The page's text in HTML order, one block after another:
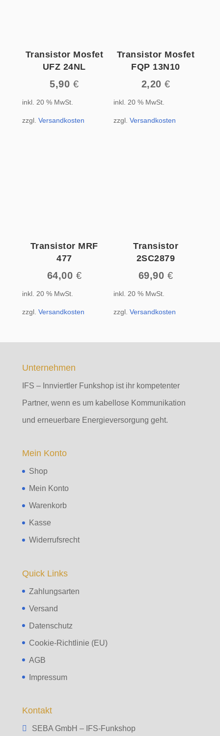
Transistor Mosfet
UFZ 24NL
5,90 €
inkl. 20 % MwSt.
zzgl. Versandkosten
Transistor Mosfet
FQP 13N10
2,20€
inkl. 20 % MwSt.
zzgl.Versandkosten
Transistor MRF
477
64,00 €
inkl. 20 % MwSt.
zzgl. Versandkosten
Transistor
2SC2879
69,90 €
inkl. 20 % MwSt.
zzgl.Versandkosten
Unternehmen
IFS – Innviertler Funkshop ist ihr kompetenter
Partner, wenn es um kabellose Kommunikation
und erneuerbare Energieversorgung geht.
Mein Konto
Shop
Mein Konto
Warenkorb
Kasse
Widerrufsrecht
Quick Links
Zahlungsarten
Versand
Datenschutz
Cookie-Richtlinie (EU)
AGB
Impressum
Kontakt
SEBA GmbH – IFS-Funkshop